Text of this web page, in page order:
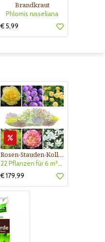
Brandkraut
Phlomis russeliana
€ 5,99
Rosen-Stauden-Kollektion Nr. 605
22 Pflanzen für 6 m²Blumenbeet. Blühend März bis September
€ 179,99